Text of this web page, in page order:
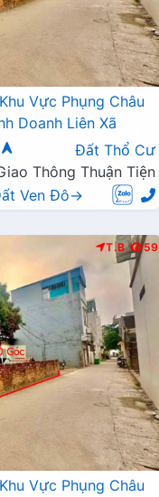
Vực Phụng Châu
Doanh Liên Xã
Đất Thổ Cư
Thông Thuận Tiện
Ven Đô→
T.B 59
Vực Phụng Châu